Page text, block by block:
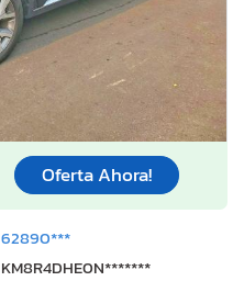
Oferta Ahora!
62890***
KM8R4DHE0N*******